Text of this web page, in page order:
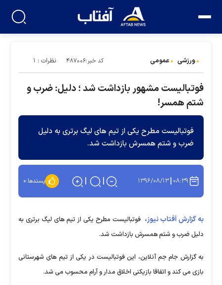
ورزشی عمومی کد خبر:۴۸۷۰۰۶ نظرات : ۱
فوتبالیست مشهور بازداشت شد ؛ دلیل: ضرب و
شتم همسر!
فوتبالیست مطرح یکی از تیم های لیگ برتری به دلیل
ضرب و شتم همسرش بازداشت شد.
۰۸:۳۹ ۱۳۹۶/۰۸/۱۳ پسندها:۰
به گزارش آفتاب نیوز، فوتبالیست مطرح یکی از تیم های لیگ برتری به
دلیل ضرب و شتم همسرش بازداشت شد.
به گزارش جام جم آنلاین، این فوتبالیست در یکی از تیم های شهرستانی
بازی می کند و اتفاقا بازیکنی اخلاق مدار و آرام محسوب می شد.